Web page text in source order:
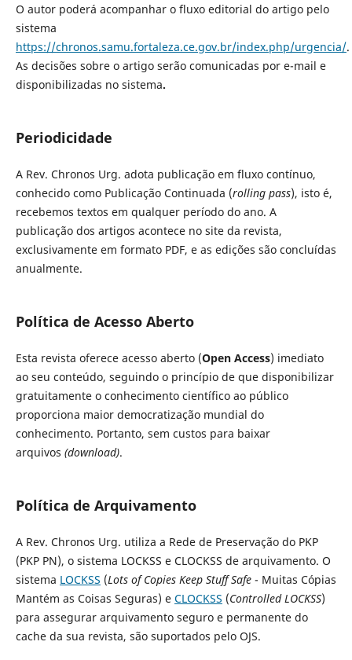
O autor poderá acompanhar o fluxo editorial do artigo pelo
sistema
https://chronos.samu.fortaleza.ce.gov.br/index.php/urgencia/.
As decisões sobre o artigo serão comunicadas por e-mail e
disponibilizadas no sistema.
Periodicidade
A Rev. Chronos Urg. adota publicação em fluxo contínuo,
conhecido como Publicação Continuada (rolling pass), isto é,
recebemos textos em qualquer período do ano. A
publicação dos artigos acontece no site da revista,
exclusivamente em formato PDF, e as edições são concluídas
anualmente.
Política de Acesso Aberto
Esta revista oferece acesso aberto (Open Access) imediato
ao seu conteúdo, seguindo o princípio de que disponibilizar
gratuitamente o conhecimento científico ao público
proporciona maior democratização mundial do
conhecimento. Portanto, sem custos para baixar
arquivos (download).
Política de Arquivamento
A Rev. Chronos Urg. utiliza a Rede de Preservação do PKP
(PKP PN), o sistema LOCKSS e CLOCKSS de arquivamento. O
sistema LOCKSS (Lots of Copies Keep Stuff Safe- Muitas Cópias
Mantém as Coisas Seguras) e CLOCKSS (Controlled LOCKSS)
para assegurar arquivamento seguro e permanente do
cache da sua revista, são suportados pelo OJS.